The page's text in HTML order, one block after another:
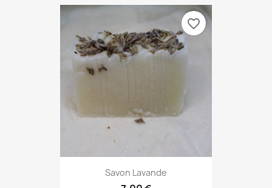
Savon Lavande
favorite_border